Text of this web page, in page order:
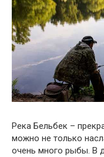
Река Бельбек –
можно не только
очень много рыбы. В